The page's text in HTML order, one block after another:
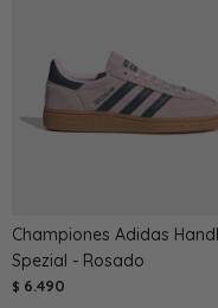
Championes Adidas
Spezial - Rosado
$ 6.490